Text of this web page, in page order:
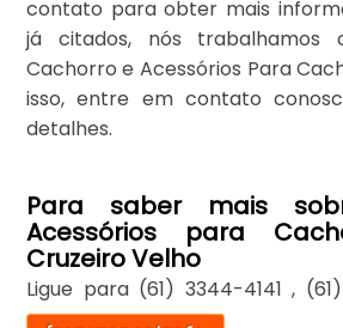
contato para obter mais
já citados, nós trabalhamos
Cachorro e Acessórios Para
isso, entre em contato
detalhes.
Para saber mais
Acessórios para
Cruzeiro Velho
Ligue para (61) 3344-4141 ,